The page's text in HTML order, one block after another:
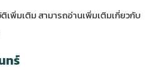
เพิ่มเติม สามารถอ่านเพิ่มเติมเกี่ยวกับ
ทร์